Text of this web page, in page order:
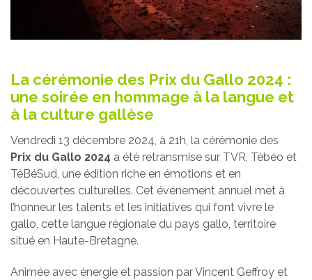
La cérémonie des Prix du Gallo 2024 :
une soirée en hommage à la langue et
à la culture gallèse
Vendredi 13 décembre 2024, à 21h, la cérémonie des
Prix du Gallo 2024 a été retransmise sur TVR, Tébéo et
TéBéSud, une édition riche en émotions et en
découvertes culturelles. Cet événement annuel met à
l’honneur les talents et les initiatives qui font vivre le
gallo, cette langue régionale du pays gallo, territoire
situé en Haute-Bretagne.
Animée avec énergie et passion par Vincent Geffroy et